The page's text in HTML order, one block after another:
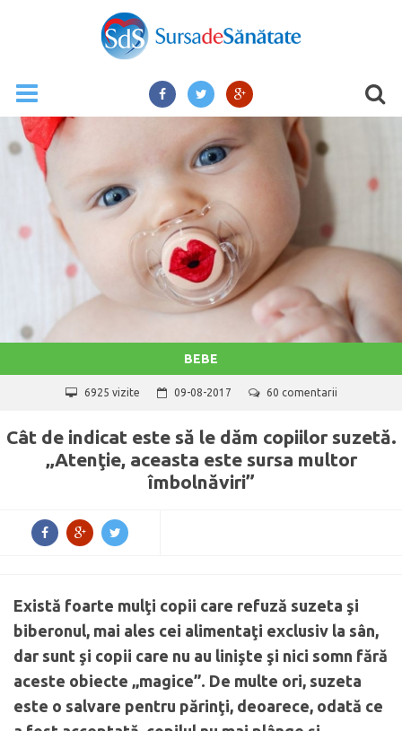
BEBE
6925 vizite 09-08-2017 60 comentarii
Cât de indicat este să le dăm copiilor suzetă.
„Atenţie, aceasta este sursa multor
îmbolnăviri”
Există foarte mulţi copii care refuză suzeta şi
biberonul, mai ales cei alimentaţi exclusiv la sân,
dar sunt şi copii care nu au linişte şi nici somn fără
aceste obiecte „magice”. De multe ori, suzeta
este o salvare pentru părinţi, deoarece, odată ce